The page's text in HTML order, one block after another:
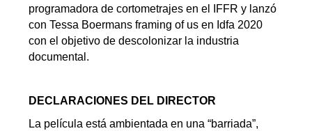
programadora de cortometrajes en el IFFR y lanzó
con Tessa Boermans framing of us en Idfa 2020
con el objetivo de descolonizar la industria
documental.
DECLARACIONES DEL DIRECTOR
La película está ambientada en una “barriada”,